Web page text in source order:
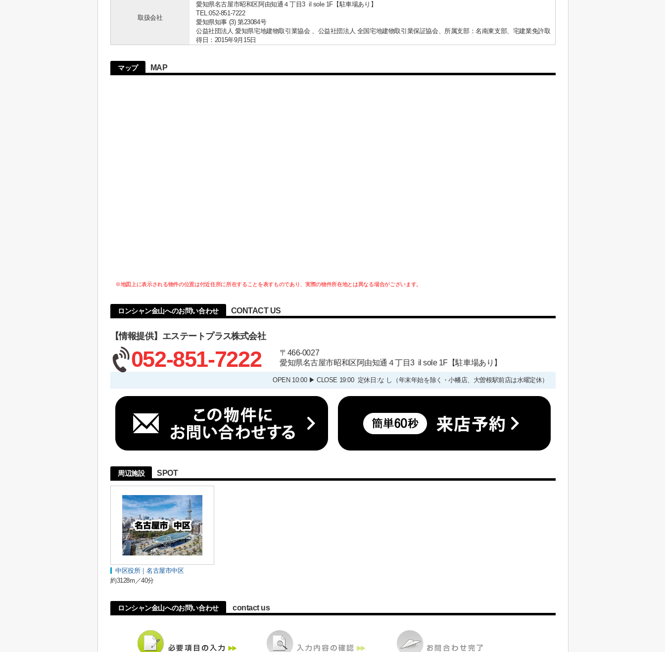
取扱会社
愛知県名古屋市昭和区阿由知通４丁目3 il sole 1F【駐車場あり】
TEL:052-851-7222
愛知県知事 (3) 第23084号
公益社団法人 愛知県宅地建物取引業協会 、公益社団法人 全国宅地建物取引業保証協会、所属支部：名南東支部、宅建業免許取
得日：2015年9月15日
マップ MAP
※地図上に表示される物件の位置は付近住所に所在することを表すものであり、実際の物件所在地とは異なる場合がございます。
ロンシャン金山へのお問い合わせ CONTACT US
【情報提供】エステートプラス株式会社
052-851-7222
〒466-0027
愛知県名古屋市昭和区阿由知通４丁目3 il sole 1F【駐車場あり】
OPEN 10:00 ▶ CLOSE 19:00 定休日:な し（年末年始を除く・小幡店、大曽根駅前店は水曜定休）
周辺施設 SPOT
中区役所｜名古屋市中区
約3128m／40分
ロンシャン金山へのお問い合わせ contact us